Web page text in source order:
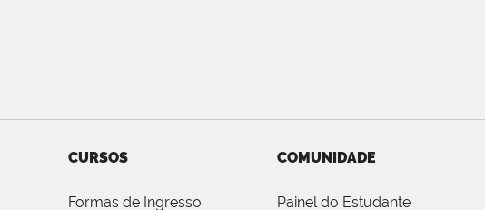
CURSOS
Formas de Ingresso
COMUNIDADE
Painel do Estudante